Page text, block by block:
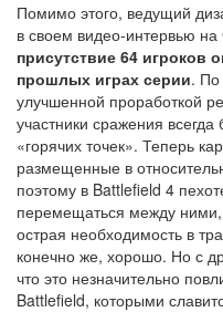
Помимо этого, ведущий
в своем видео-интервью
присутствие 64 игроков
прошлых играх серии. По
улучшенной проработкой
участники сражения
«горячих точек». Теперь
размещенные в
поэтому в Battlefield 4
перемещаться между ними,
острая необходимость в
конечно же, хорошо. Но с
что это незначительно
Battlefield, которыми